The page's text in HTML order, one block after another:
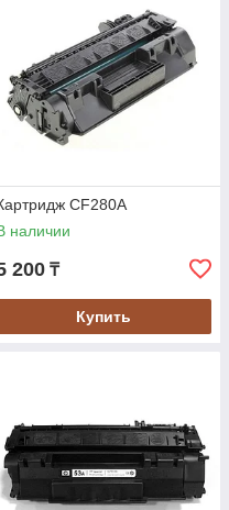
CF280A
наличии
200 ₸
Купить